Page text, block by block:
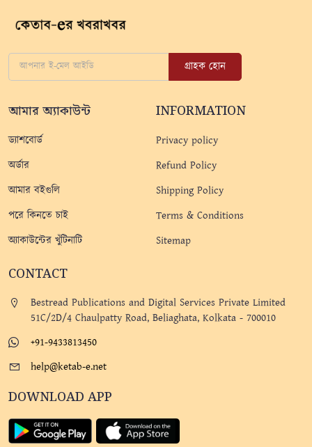
গ্রাহক হোন
আমার অ্যাকাউন্ট
ড্যাশবোর্ড
অর্ডার
আমার বইগুলি
পরে কিনতে চাই
অ্যাকাউন্টের খুঁটিনাটি
INFORMATION
Privacy policy
Refund Policy
Shipping Policy
Terms & Conditions
Sitemap
CONTACT
Bestread Publications and Digital Services Private Limited
51C/2D/4 Chaulpatty Road, Beliaghata, Kolkata - 700010
+91-9433813450
help@ketab-e.net
DOWNLOAD APP